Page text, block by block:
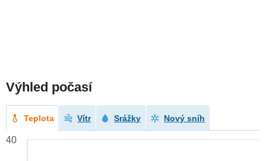
Výhled počasí
Teplota Vítr Srážky Nový sníh
40